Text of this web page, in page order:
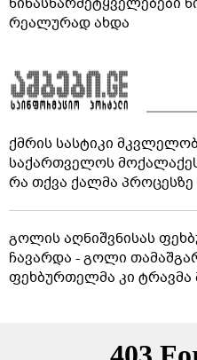
რეალურად ახდა
ქმრის სასტიკი
საქართველოს
რა თქვა ქალმა პროცესზე
გოლის აღნიშვნისას
ჩავარდა - გოლი
ფეხბურთელმა კი ტრავმა